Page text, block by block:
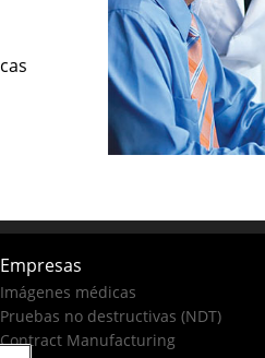
Empresas
Imágenes médicas
Pruebas no destructivas (NDT)
Contract Manufacturing